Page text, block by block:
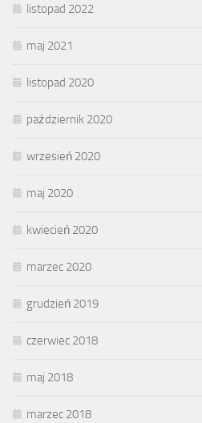
listopad 2022
maj 2021
listopad 2020
październik 2020
wrzesień 2020
maj 2020
kwiecień 2020
marzec 2020
grudzień 2019
czerwiec 2018
maj 2018
marzec 2018